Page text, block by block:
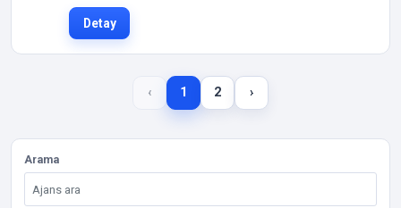
Detay
‹ 1 2 ›
Arama